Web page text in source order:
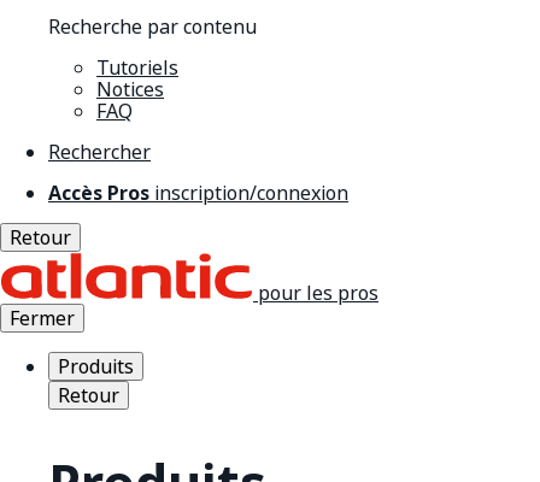
Recherche par contenu
Tutoriels
Notices
FAQ
Rechercher
Accès Pros inscription/connexion
Retour
pour les pros
Fermer
Produits
Retour